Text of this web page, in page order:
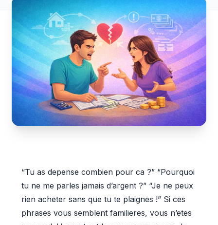
“Tu as depense combien pour ca ?” “Pourquoi
tu ne me parles jamais d’argent ?” “Je ne peux
rien acheter sans que tu te plaignes !” Si ces
phrases vous semblent familieres, vous n’etes